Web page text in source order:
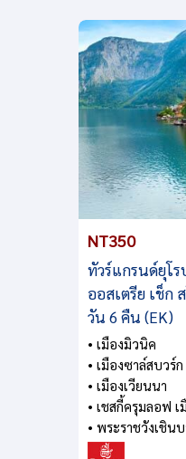
NT350
ทัวร์แกรนด์ยุโ
ออสเตรีย เช็ก
วัน 6 คืน (EK)
• เมืองมิวนิค
• เมืองซาล์สบวร์ก
• เมืองเวียนนา
• เชสกี้ครุมลอฟ เ
• พระราชวังเชิน